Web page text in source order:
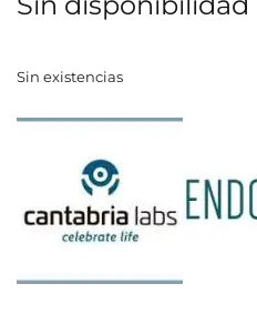
Sin existencias